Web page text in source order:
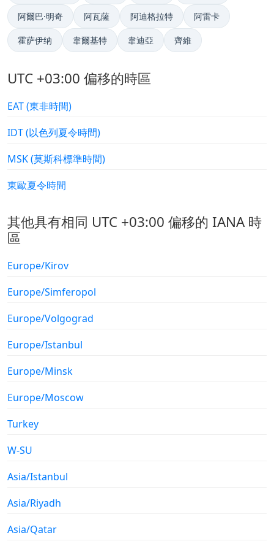
阿爾巴·明奇 阿瓦薩 阿迪格拉特 阿雷卡
霍萨伊纳 韋爾基特 韋迪亞 齊維
UTC +03:00 偏移的時區
EAT (東非時間)
IDT (以色列夏令時間)
MSK (莫斯科標準時間)
東歐夏令時間
其他具有相同 UTC +03:00 偏移的 IANA 時
區
Europe/Kirov
Europe/Simferopol
Europe/Volgograd
Europe/Istanbul
Europe/Minsk
Europe/Moscow
Turkey
W-SU
Asia/Istanbul
Asia/Riyadh
Asia/Qatar